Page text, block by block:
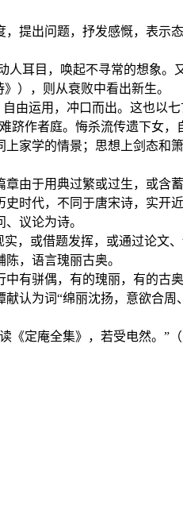
提出问题，抒发感慨，表示
人耳目，唤起不寻常的想象
），则从衰败中看出新生。
由运用，冲口而出。这也以七
作者庭。悔杀流传遗下女
家学的情景；思想上剑态和
由于用典过繁或过生，或含
时代，不同于唐宋诗，实开
议论为诗。
，或借题发挥，或通过论文
，语言瑰丽古奥。
有骈偶，有的瑰丽，有的古
认为词“绵丽沈扬，意欲合
定庵全集》，若受电然。”（